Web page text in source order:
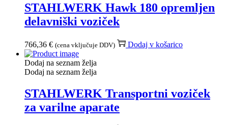
STAHLWERK Hawk 180 opremljen
delavniški voziček
766,36 € (cena vključuje DDV) Dodaj v košarico
Dodaj na seznam želja
Dodaj na seznam želja
STAHLWERK Transportni voziček
za varilne aparate